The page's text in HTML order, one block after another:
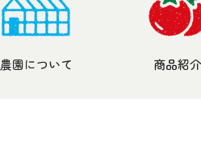
農園について 商品紹介